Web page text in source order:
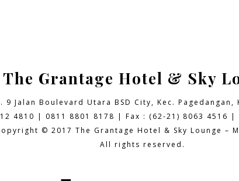
The Grantage Hotel & Sky
9 Jalan Boulevard Utara BSD City, Kec. Pagedangan,
4810 | 0811 8801 8178 | Fax : (62-21) 8063 4516 |
© 2017 The Grantage Hotel & Sky Lounge –
All rights reserved.